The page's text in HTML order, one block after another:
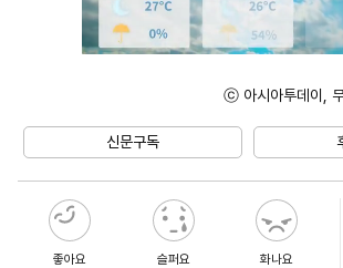
ⓒ 아시아투데이,
신문구독
좋아요 슬퍼요 화나요